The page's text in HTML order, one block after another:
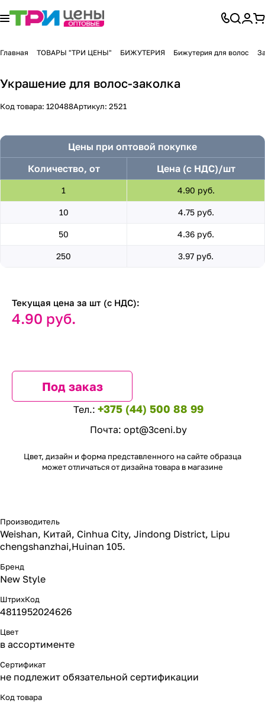
Главная ТОВАРЫ "ТРИ ЦЕНЫ" БИЖУТЕРИЯ Бижутерия для волос
Украшение для волос-заколка
Код товара: 120488Артикул: 2521
Цены при оптовой покупке
Количество, от
Цена (с НДС)/шт
1 4.90 руб.
10 4.75 руб.
50 4.36 руб.
250 3.97 руб.
Текущая цена за шт (с НДС):
4.90 руб.
Под заказ
Тел.: +375 (44) 500 88 99
Почта: opt@3ceni.by
Цвет, дизайн и форма представленного на сайте образца
может отличаться от дизайна товара в магазине
Производитель
Weishan, Китай, Cinhua City, Jindong District, Lipu
chengshanzhai,Huinan 105.
Бренд
New Style
ШтрихКод
4811952024626
Цвет
в ассортименте
Сертификат
не подлежит обязательной сертификации
Код товара